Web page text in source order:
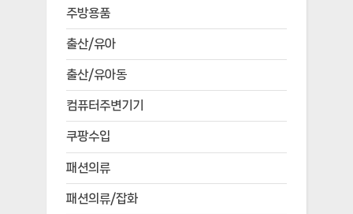
주방용품
출산/유아
출산/유아동
컴퓨터주변기기
쿠팡수입
패션의류
패션의류/잡화